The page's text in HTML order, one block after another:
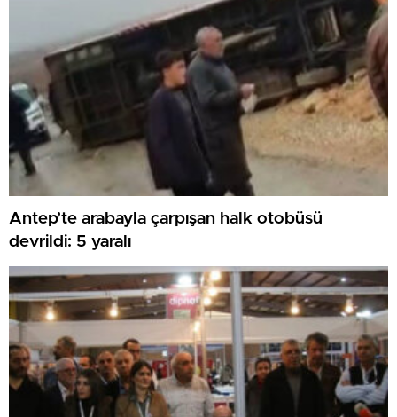
Antep’te arabayla çarpışan halk otobüsü
devrildi: 5 yaralı